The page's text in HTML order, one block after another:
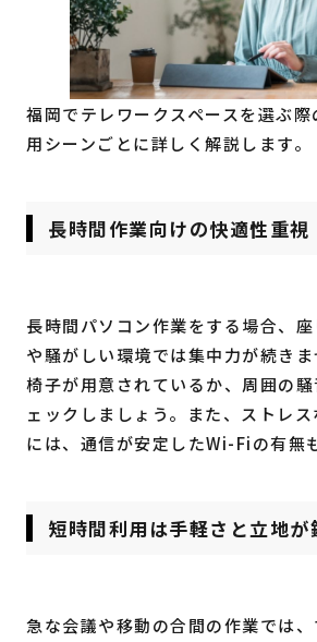
福岡でテレワークスペースを選ぶ
用シーンごとに詳しく解説します。
長時間作業向けの快適性重視
長時間パソコン作業をする場合、
や騒がしい環境では集中力が続き
椅子が用意されているか、周囲の
ェックしましょう。また、ストレ
には、通信が安定したWi-Fiの有無
短時間利用は手軽さと立地が
急な会議や移動の合間の作業では